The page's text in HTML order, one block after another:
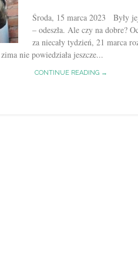
Środa, 15 marca 2023 Były
– odeszła. Ale czy na dobre?
za niecały tydzień, 21 marca
nie powiedziała jeszcze...
CONTINUE READING →